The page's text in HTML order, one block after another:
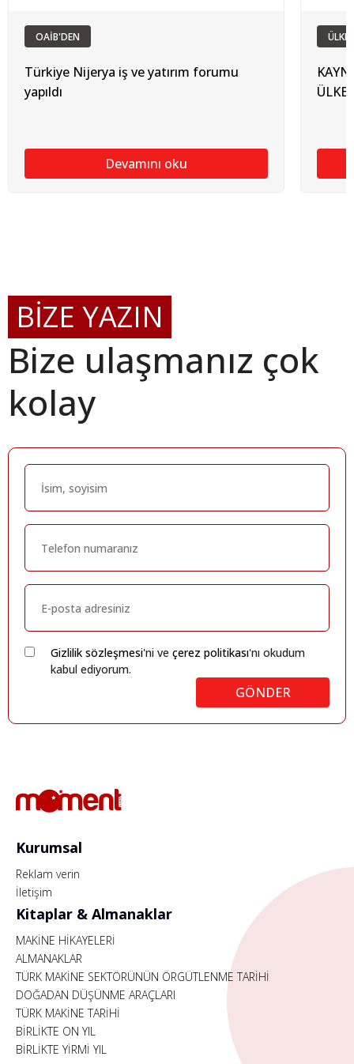
OAİB'DEN
Türkiye Nijerya iş ve yatırım forumu
yapıldı
Devamını oku
BİZE YAZIN
Bize ulaşmanız çok
kolay
Gizlilik sözleşmesi'ni ve çerez politikası'nı okudum
kabul ediyorum.
GÖNDER
Kurumsal
Reklam verin
İletişim
Kitaplar & Almanaklar
MAKİNE HİKAYELERİ
ALMANAKLAR
TÜRK MAKİNE SEKTÖRÜNÜN ÖRGÜTLENME TARİHİ
DOĞADAN DÜŞÜNME ARAÇLARI
TÜRK MAKİNE TARİHİ
BİRLİKTE ON YIL
BİRLİKTE YİRMİ YIL